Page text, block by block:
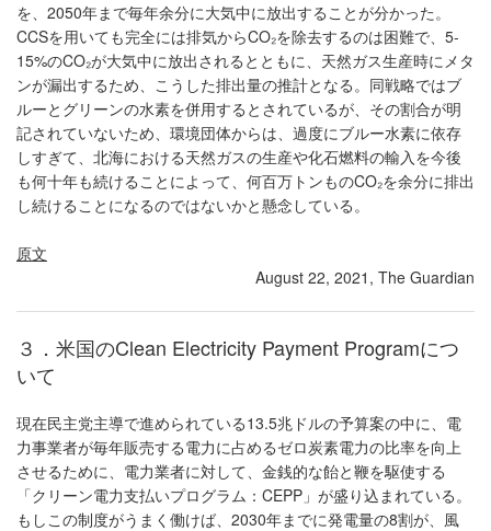
を、2050年まで毎年余分に大気中に放出することが分かった。
CCSを用いても完全には排気からCO₂を除去するのは困難で、5-
15%のCO₂が大気中に放出されるとともに、天然ガス生産時にメタ
ンが漏出するため、こうした排出量の推計となる。同戦略ではブ
ルーとグリーンの水素を併用するとされているが、その割合が明
記されていないため、環境団体からは、過度にブルー水素に依存
しすぎて、北海における天然ガスの生産や化石燃料の輸入を今後
も何十年も続けることによって、何百万トンものCO₂を余分に排出
し続けることになるのではないかと懸念している。
原文
August 22, 2021, The Guardian
３．米国のClean Electricity Payment Programにつ
いて
現在民主党主導で進められている13.5兆ドルの予算案の中に、電
力事業者が毎年販売する電力に占めるゼロ炭素電力の比率を向上
させるために、電力業者に対して、金銭的な飴と鞭を駆使する
「クリーン電力支払いプログラム：CEPP」が盛り込まれている。
もしこの制度がうまく働けば、2030年までに発電量の8割が、風